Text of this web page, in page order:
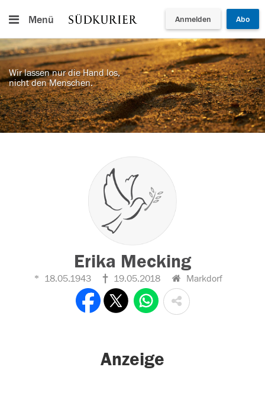
Menü Anmelden Abo
Wir lassen nur die Hand los,
nicht den Menschen.
Erika Mecking
18.05.1943 19.05.2018 Markdorf
Anzeige